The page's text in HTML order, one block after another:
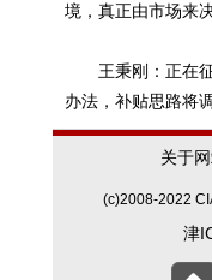
境，真正由市场来
王秉刚：正在征
办法，补贴思路将调
关于
(c)2008-2022
津